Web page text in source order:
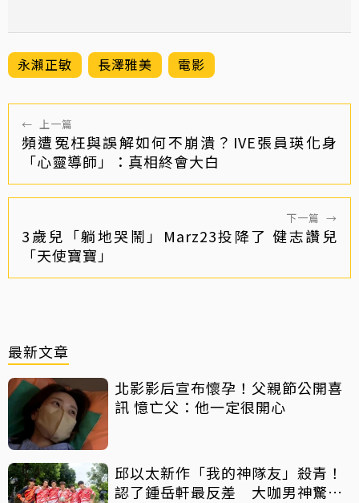
永瀨正敏 長澤雅美 電影
← 上一篇
頻遭冤枉與誤解如何不崩潰？IVE張員瑛化身
「心靈導師」：真相終會大白
下一篇 →
3歲兒「躺地哭鬧」Marz23投降了 健志讚兒
「天使寶寶」
最新文章
北影影后宣布懷孕！父親節公開喜
訊 憶亡父：他一定很開心
邱以太新作「我的神隊友」殺青！
認了鍾岳軒最反差 大咖男神驚喜